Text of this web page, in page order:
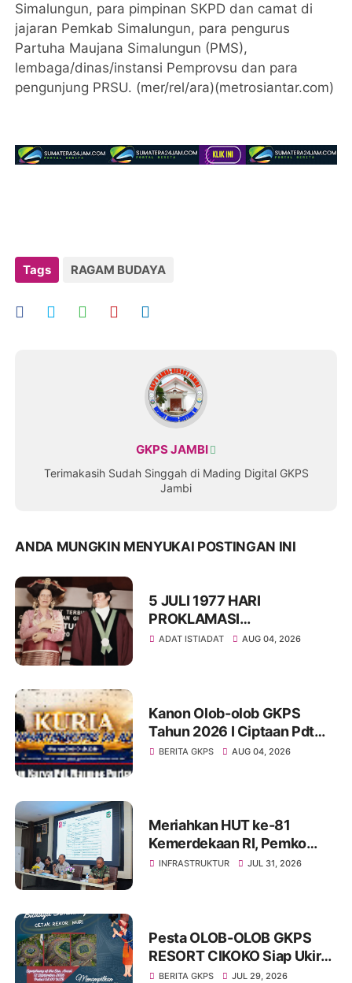
Simalungun, para pimpinan SKPD dan camat di
jajaran Pemkab Simalungun, para pengurus
Partuha Maujana Simalungun (PMS),
lembaga/dinas/instansi Pemprovsu dan para
pengunjung PRSU. (mer/rel/ara)(metrosiantar.com)
Tags RAGAM BUDAYA
GKPS JAMBI
Terimakasih Sudah Singgah di Mading Digital GKPS
Jambi
ANDA MUNGKIN MENYUKAI POSTINGAN INI
5 JULI 1977 HARI
PROKLAMASI
KEMERDEKAAN BAHASA
ADAT ISTIADAT AUG 04, 2026
Kanon Olob-olob GKPS
Tahun 2026 I Ciptaan Pdt
Mannes Purba I Kuria
BERITA GKPS AUG 04, 2026
Meriahkan HUT ke-81
Kemerdekaan RI, Pemko
Pematangsiantar
INFRASTRUKTUR JUL 31, 2026
Pesta OLOB-OLOB GKPS
RESORT CIKOKO Siap Ukir
Rekor MURI Lewat Tarian
BERITA GKPS JUL 29, 2026